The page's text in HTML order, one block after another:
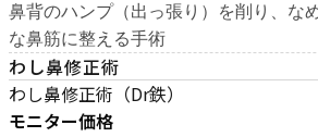
鼻背のハンプ（出っ張り）を削り、な
な鼻筋に整える手術
わし鼻修正術
わし鼻修正術（Dr鉄）
モニター価格